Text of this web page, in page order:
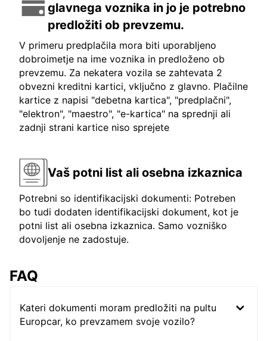
glavnega voznika in jo je potrebno
predložiti ob prevzemu.
V primeru predplačila mora biti uporabljeno
dobroimetje na ime voznika in predloženo ob
prevzemu. Za nekatera vozila se zahtevata 2
obvezni kreditni kartici, vključno z glavno. Plačilne
kartice z napisi "debetna kartica", "predplačni",
"elektron", "maestro", "e-kartica" na sprednji ali
zadnji strani kartice niso sprejete
Vaš potni list ali osebna izkaznica
Potrebni so identifikacijski dokumenti: Potreben
bo tudi dodaten identifikacijski dokument, kot je
potni list ali osebna izkaznica. Samo vozniško
dovoljenje ne zadostuje.
FAQ
Kateri dokumenti moram predložiti na pultu
Europcar, ko prevzamem svoje vozilo?